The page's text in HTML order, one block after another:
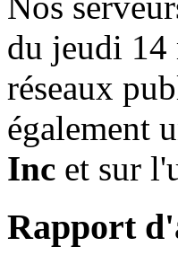
du jeudi 14
réseaux
également
Inc et sur
Rapport